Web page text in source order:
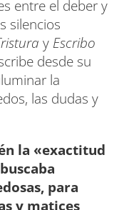
entre el deber y
silencios
y Escribo
desde su
la
las dudas y
la «exactitud
para
y matices